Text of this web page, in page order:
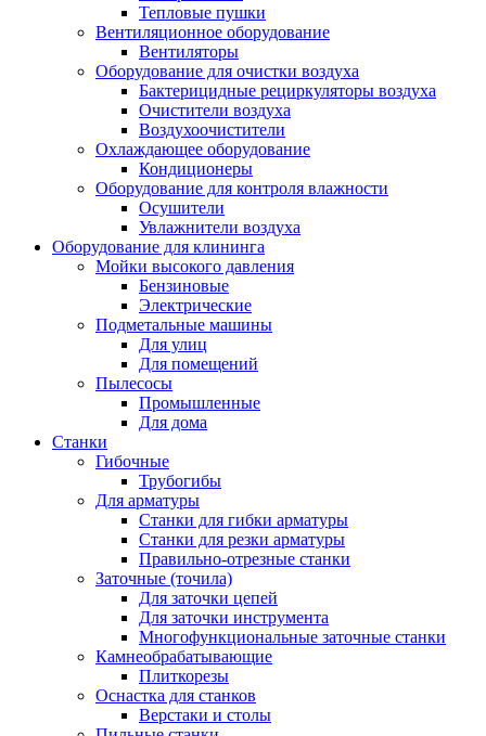
Тепловые пушки
Вентиляционное оборудование
Вентиляторы
Оборудование для очистки воздуха
Бактерицидные рециркуляторы воздуха
Очистители воздуха
Воздухоочистители
Охлаждающее оборудование
Кондиционеры
Оборудование для контроля влажности
Осушители
Увлажнители воздуха
Оборудование для клининга
Мойки высокого давления
Бензиновые
Электрические
Подметальные машины
Для улиц
Для помещений
Пылесосы
Промышленные
Для дома
Станки
Гибочные
Трубогибы
Для арматуры
Станки для гибки арматуры
Станки для резки арматуры
Правильно-отрезные станки
Заточные (точила)
Для заточки цепей
Для заточки инструмента
Многофункциональные заточные станки
Камнеобрабатывающие
Плиткорезы
Оснастка для станков
Верстаки и столы